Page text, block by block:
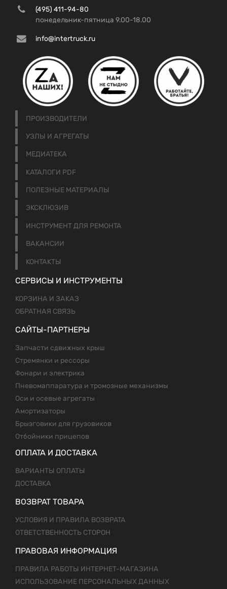
(495) 411-94-80
понедельник-пятница 9.00-18.00
info@intertruck.ru
ПРОИЗВОДИТЕЛИ
УЗЛЫ И АГРЕГАТЫ
МЕДИАТЕКА
КАТАЛОГИ PDF
ПОЛЕЗНЫЕ МАТЕРИАЛЫ
ЭКСКЛЮЗИВ
ИНСТРУМЕНТ ДЛЯ РЕМОНТА
ВАКАНСИИ
КОНТАКТЫ
СЕРВИСЫ И ИНСТРУМЕНТЫ
КОРЗИНА И ЗАКАЗ
ОБРАТНАЯ СВЯЗЬ
САЙТЫ-ПАРТНЕРЫ
Запчасти сдвижных крыш
Стремянки и рессоры
Фонари и электрика
Пневомаппаратура и тромозные механизмы
Оси и осевые агрегаты
Амортизаторы
Брызговики для грузовиков
Отбойники прицепов
ОПЛАТА И ДОСТАВКА
ВАРИАНТЫ ОПЛАТЫ
ДОСТАВКА
ВОЗВРАТ ТОВАРА
УСЛОВИЯ И ПРАВИЛА ВОЗВРАТА
ОТВЕТСТВЕННОСТЬ СТОРОН
ПРАВОВАЯ ИНФОРМАЦИЯ
ПРАВИЛА РАБОТЫ ИНТЕРНЕТ-МАГАЗИНА
ИСПОЛЬЗОВАНИЕ ПЕРСОНАЛЬНЫХ ДАННЫХ